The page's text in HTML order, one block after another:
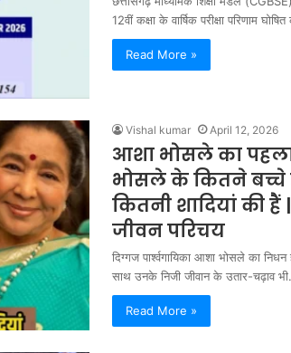
12वीं कक्षा के वार्षिक परीक्षा परिणाम
Read More »
Vishal kumar April 12, 2026
आशा भोसले का
भोसले के कितने
कितनी शादियां की
जीवन परिचय
दिग्गज पार्श्वगायिका आशा भोसले का
साथ उनके निजी जीवान के उतार-चढ़ाव
Read More »